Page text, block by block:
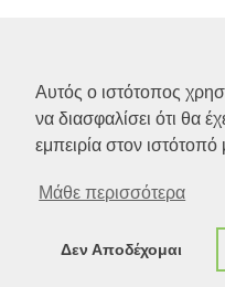
Αυτός ο ιστότοπος
να διασφαλίσει ότι θα
εμπειρία στον ιστότοπό
Μάθε περισσότερα
Δεν Αποδέχομαι